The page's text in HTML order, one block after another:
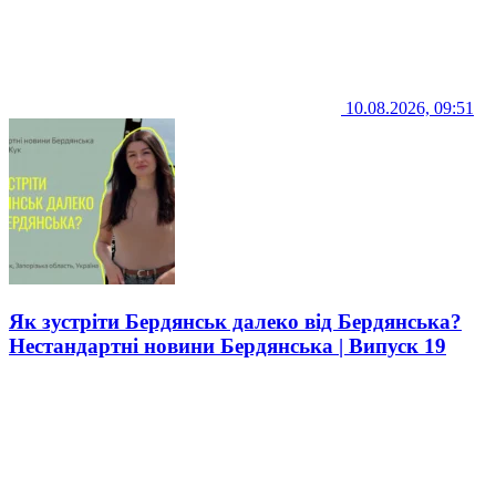
10.08.2026, 09:51
Як зустріти Бердянськ далеко від Бердянська?
Нестандартні новини Бердянська | Випуск 19